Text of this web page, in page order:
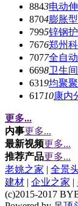
8843电动
8704膨胀
7995锌钢
7676郑州
7077全自
6698卫生
6319均聚
61710康内
更多...
内事更多...
最新视频更多...
推荐产品更多...
老姚之家 | 全景
建材 | 企业之家 |
(c)2015-2017